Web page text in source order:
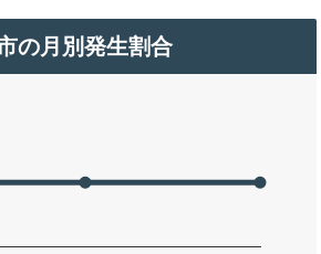
の月別発生割合